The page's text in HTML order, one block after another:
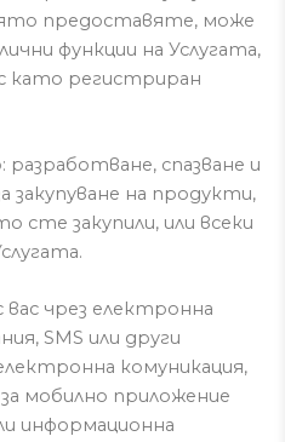
предоставяте, може
функции на Услугата,
като регистриран
разработване, спазване и
закупуване на продукти,
сте закупили, или всеки
вас чрез електронна
SMS или други
комуникация,
мобилно приложение
информационна